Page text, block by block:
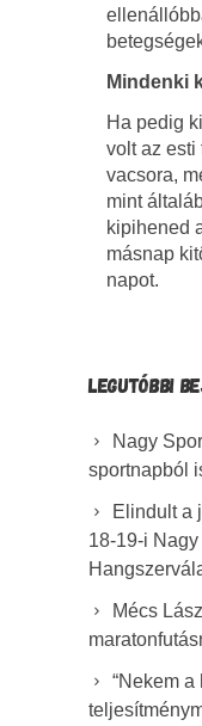
Mindenki
Ha pedig
volt az esti
vacsora,
mint
kipihened
másnap
napot.
LEGUTÓBBI
Nagy
sportnapból
Elindult a
18-19-i
Mécs
“Nekem